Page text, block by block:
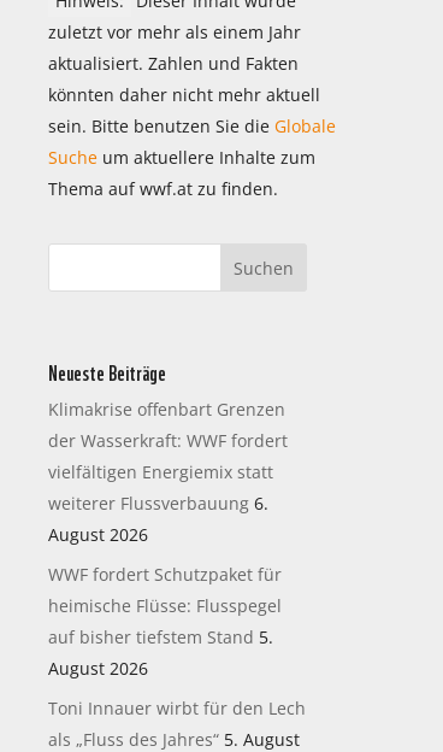
zuletzt vor mehr als einem Jahr
aktualisiert. Zahlen und Fakten
könnten daher nicht mehr aktuell
sein. Bitte benutzen Sie die Globale
Sucheum aktuellere Inhalte zum
Thema auf wwf.at zu finden.
Neueste Beiträge
Klimakrise offenbart Grenzen
der Wasserkraft: WWF fordert
vielfältigen Energiemix statt
weiterer Flussverbauung 6.
August 2026
WWF fordert Schutzpaket für
heimische Flüsse: Flusspegel
auf bisher tiefstem Stand 5.
August 2026
Toni Innauer wirbt für den Lech
als „Fluss des Jahres“ 5. August
Ablehnen